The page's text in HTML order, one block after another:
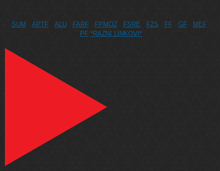
SUM APTF ALU FARF FPMOZ FSRE FZS FF GF
MEF
PF *RAZNI LINKOVI*